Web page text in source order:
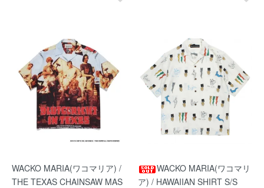
WACKO MARIA(ワコマリア) /
THE TEXAS CHAINSAW MAS
WACKO MARIA(ワコマリ
ア) / HAWAIIAN SHIRT S/S